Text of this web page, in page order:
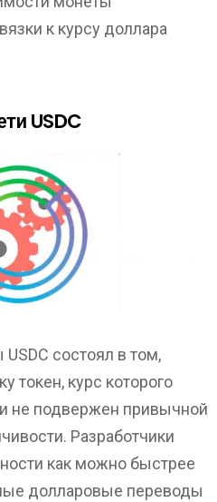
к курсу доллара
USDC
состоял в том,
токен, курс которого
не подвержен привычной
Разработчики
как можно быстрее
долларовые переводы